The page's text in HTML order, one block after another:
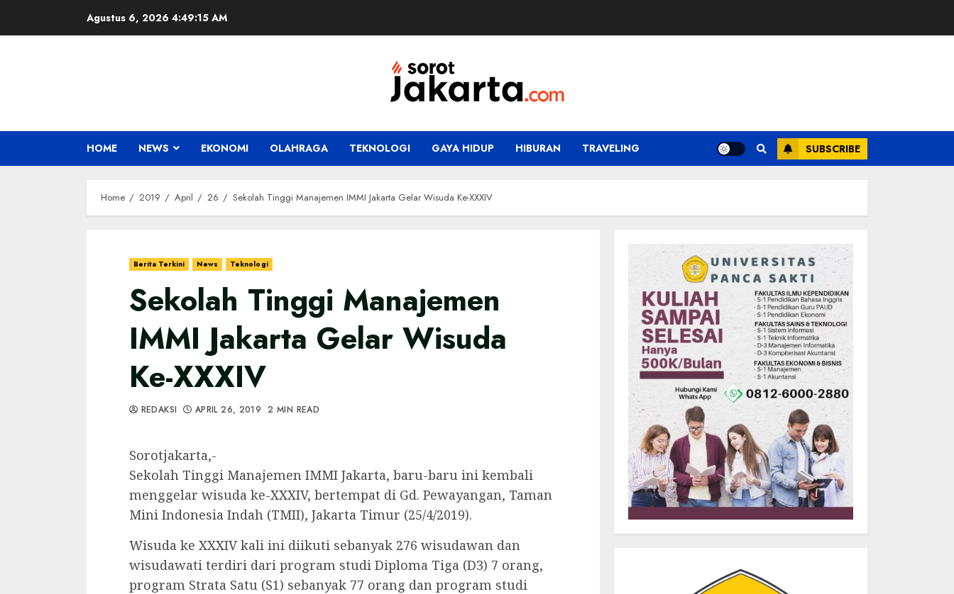
Agustus 6, 2026 4:49:15 AM
HOME NEWS EKONOMI OLAHRAGA TEKNOLOGI GAYA HIDUP HIBURAN TRAVELING SUBSCRIBE
Home 2019 April 26 Sekolah Tinggi Manajemen IMMI Jakarta Gelar Wisuda Ke-XXXIV
Berita Terkini News Teknologi
Sekolah Tinggi Manajemen
IMMI Jakarta Gelar Wisuda
Ke-XXXIV
REDAKSI APRIL 26, 2019 2 MIN READ
Sorotjakarta,-
Sekolah Tinggi Manajemen IMMI Jakarta, baru-baru ini kembali
menggelar wisuda ke-XXXIV, bertempat di Gd. Pewayangan, Taman
Mini Indonesia Indah (TMII), Jakarta Timur (25/4/2019).
Wisuda ke XXXIV kali ini diikuti sebanyak 276 wisudawan dan
wisudawati terdiri dari program studi Diploma Tiga (D3) 7 orang,
program Strata Satu (S1) sebanyak 77 orang dan program studi